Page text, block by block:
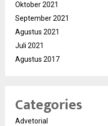
Oktober 2021
September 2021
Agustus 2021
Juli 2021
Agustus 2017
Categories
Advetorial